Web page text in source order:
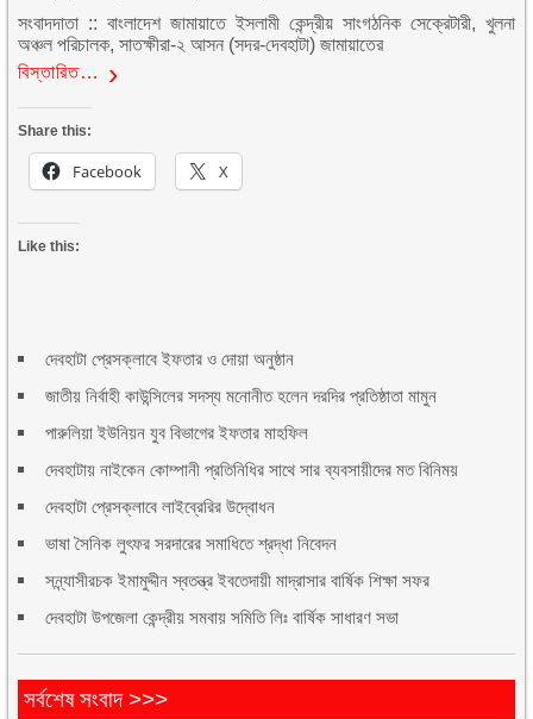
সংবাদদাতা :: বাংলাদেশ জামায়াতে ইসলামী কেন্দ্রীয় সাংগঠনিক সেক্রেটারী, খুলনা
অঞ্চল পরিচালক, সাতক্ষীরা-২ আসন (সদর-দেবহাটা) জামায়াতের
বিস্তারিত…
Share this:
Facebook X
Like this:
দেবহাটা প্রেসক্লাবে ইফতার ও দোয়া অনুষ্ঠান
জাতীয় নির্বাহী কাউন্সিলের সদস্য মনোনীত হলেন দরদির প্রতিষ্ঠাতা মামুন
পারুলিয়া ইউনিয়ন যুব বিভাগের ইফতার মাহফিল
দেবহাটায় নাইকেন কোম্পানী প্রতিনিধির সাথে সার ব্যবসায়ীদের মত বিনিময়
দেবহাটা প্রেসক্লাবে লাইব্রেরির উদ্বোধন
ভাষা সৈনিক লুৎফর সরদারের সমাধিতে শ্রদ্ধা নিবেদন
সন্ন্যাসীরচক ইমামুদ্দীন স্বতন্ত্র ইবতেদায়ী মাদ্রাসার বার্ষিক শিক্ষা সফর
দেবহাটা উপজেলা কেন্দ্রীয় সমবায় সমিতি লিঃ বার্ষিক সাধারণ সভা
সর্বশেষ সংবাদ >>>